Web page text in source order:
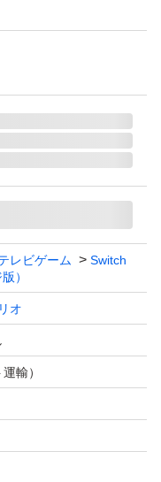
す。
レビゲーム
Switch
）
オ
輸）